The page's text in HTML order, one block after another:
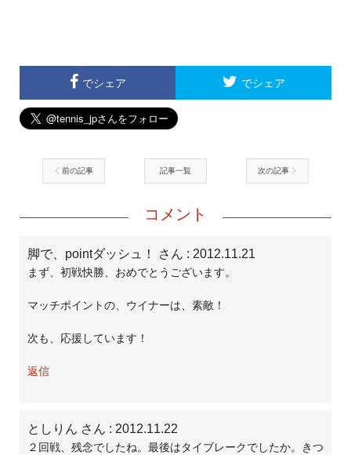
でシェア でシェア
前の記事 記事一覧 次の記事
コメント
脚で、pointダッシュ！ さん : 2012.11.21
まず、初戦快勝、おめでとうございます。
マッチポイントの、ウイナーは、素敵！
次も、応援しています！
返信
としりん さん : 2012.11.22
２回戦、残念でしたね。最後はタイブレークでしたか。きつ